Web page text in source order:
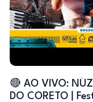
🔴 AO VIVO:
DO CORETO |